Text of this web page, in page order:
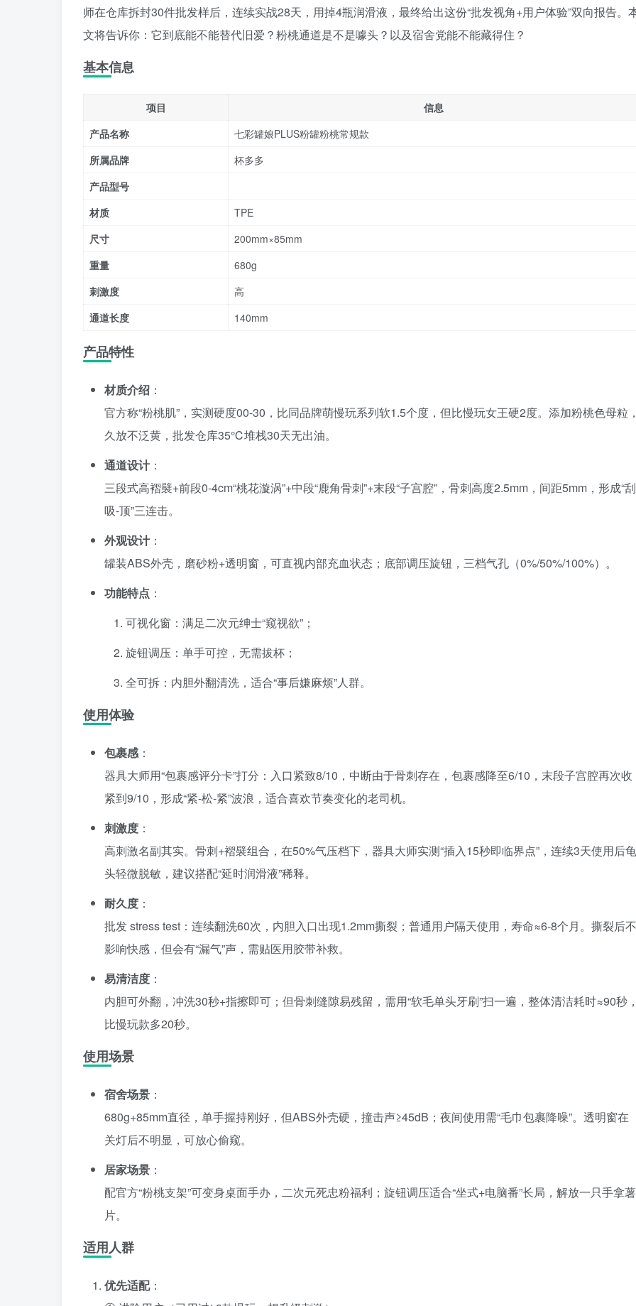
师在仓库拆封30件批发样后，连续实战28天，用掉4瓶润滑液，最终给出这份“批发视角+用户体验”双向报告。
文将告诉你：它到底能不能替代旧爱？粉桃通道是不是噱头？以及宿舍党能不能藏得住？
基本信息
项目
信息
产品名称
七彩罐娘PLUS粉罐粉桃常规款
所属品牌
杯多多
产品型号
材质
TPE
尺寸
200mm×85mm
重量
680g
刺激度
高
通道长度
140mm
产品特性
材质介绍 ：
官方称“粉桃肌”，实测硬度00-30，比同品牌萌慢玩系列软1.5个度，但比慢玩女王硬2度。添加粉桃色母粒
久放不泛黄，批发仓库35℃堆栈30天无出油。
通道设计：
三段式高褶襞+前段0-4cm“桃花漩涡”+中段“鹿角骨刺”+末段“子宫腔”，骨刺高度2.5mm，间距5mm，形成“
吸-顶”三连击。
外观设计：
罐装ABS外壳，磨砂粉+透明窗，可直视内部充血状态；底部调压旋钮，三档气孔（0%/50%/100%）。
功能特点 ：
可视化窗：满足二次元绅士“窥视欲”；
旋钮调压：单手可控，无需拔杯；
全可拆：内胆外翻清洗，适合“事后嫌麻烦”人群。
使用体验
包裹感 ：
器具大师用“包裹感评分卡”打分：入口紧致8/10，中断由于骨刺存在，包裹感降至6/10，末段子宫腔再次收
紧到9/10，形成“紧-松-紧”波浪，适合喜欢节奏变化的老司机。
刺激度 ：
高刺激名副其实。骨刺+褶襞组合，在50%气压档下，器具大师实测“插入15秒即临界点”，连续3天使用后龟
头轻微脱敏，建议搭配“延时润滑液”稀释。
耐久度 ：
批发 stress test：连续翻洗60次，内胆入口出现1.2mm撕裂；普通用户隔天使用，寿命≈6-8个月。撕裂后不
影响快感，但会有“漏气”声，需贴医用胶带补救。
易清洁度 ：
内胆可外翻，冲洗30秒+指擦即可；但骨刺缝隙易残留，需用“软毛单头牙刷”扫一遍，整体清洁耗时≈90秒
比慢玩款多20秒。
使用场景
宿舍场景 ：
680g+85mm直径，单手握持刚好，但ABS外壳硬，撞击声≥45dB；夜间使用需“毛巾包裹降噪”。透明窗在
关灯后不明显，可放心偷窥。
居家场景 ：
配官方“粉桃支架”可变身桌面手办，二次元死忠粉福利；旋钮调压适合“坐式+电脑番”长局，解放一只手拿薯
片。
适用人群
优先适配：